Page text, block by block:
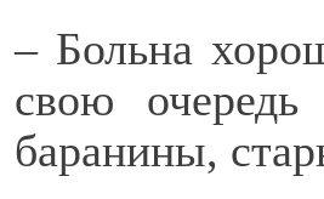
– Больна
свою
баранины,